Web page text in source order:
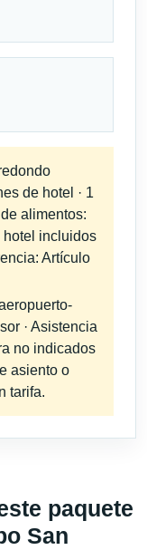
de hotel · 1
alimentos:
hotel incluidos
Artículo
· Asistencia
no indicados
asiento o
tarifa.
paquete
San